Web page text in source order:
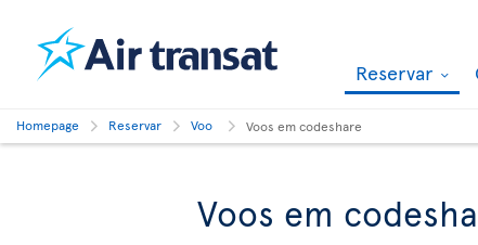
Reservar
Homepage Reservar Voo Voos em codeshare
Voos em